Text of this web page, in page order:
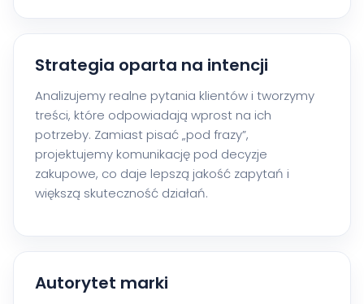
Strategia oparta na intencji
Analizujemy realne pytania klientów i tworzymy
treści, które odpowiadają wprost na ich
potrzeby. Zamiast pisać „pod frazy”,
projektujemy komunikację pod decyzje
zakupowe, co daje lepszą jakość zapytań i
większą skuteczność działań.
Autorytet marki